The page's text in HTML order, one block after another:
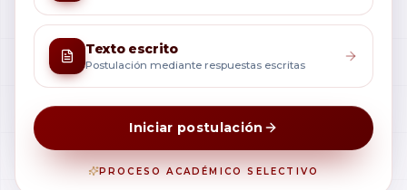
Texto escrito
Postulación mediante respuestas escritas
Iniciar postulación
PROCESO ACADÉMICO SELECTIVO